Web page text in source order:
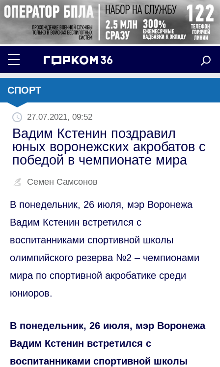
СПОРТ
27.07.2021, 09:52
Вадим Кстенин поздравил
юных воронежских акробатов с
победой в чемпионате мира
Семен Самсонов
В понедельник, 26 июля, мэр Воронежа
Вадим Кстенин встретился с
воспитанниками спортивной школы
олимпийского резерва №2 – чемпионами
мира по спортивной акробатике среди
юниоров.
В понедельник, 26 июля, мэр Воронежа
Вадим Кстенин встретился с
воспитанниками спортивной школы